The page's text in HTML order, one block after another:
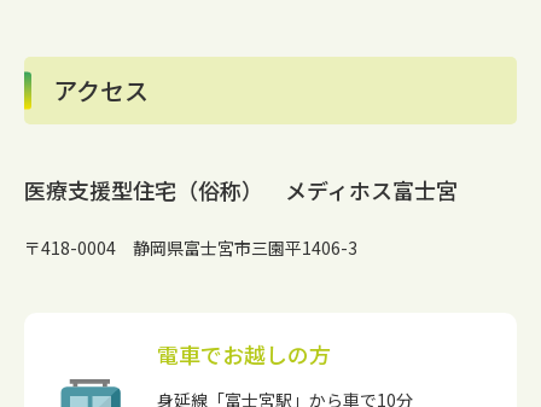
アクセス
医療支援型住宅（俗称） メディホス富士宮
〒418-0004 静岡県富士宮市三園平1406-3
電車でお越しの方
身延線「富士宮駅」から車で10分